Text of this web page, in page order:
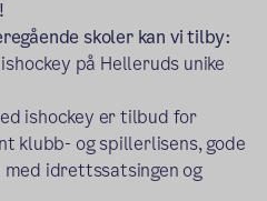
skoler kan vi tilby:
på Helleruds unike
ishockey er tilbud for
klubb- og spillerlisens, gode
idrettssatsingen og